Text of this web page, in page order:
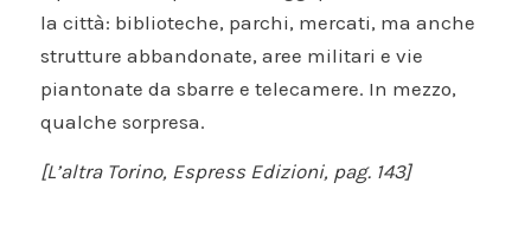
la città: biblioteche, parchi, mercati, ma anche
strutture abbandonate, aree militari e vie
piantonate da sbarre e telecamere. In mezzo,
qualche sorpresa.
[L’altra Torino, Espress Edizioni, pag. 143]